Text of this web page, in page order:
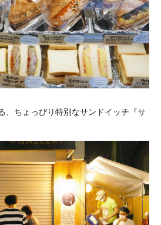
、ちょっぴり特別なサンドイッチ『サ